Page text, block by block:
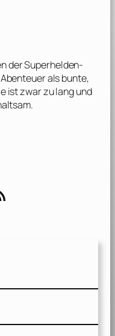
der Superhelden-
als bunte,
ist zwar zu lang und